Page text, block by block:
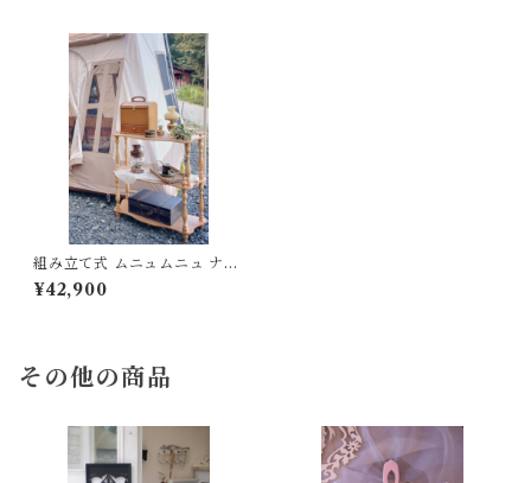
組み立て式 ムニュムニュ ナポ
レオンシェルフ ナチュラル キ
ャンプギア ギア
¥42,900
その他の商品